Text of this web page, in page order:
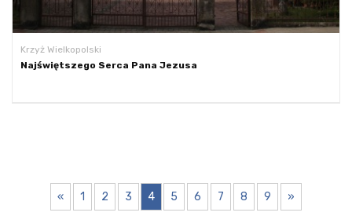
Krzyż Wielkopolski
Najświętszego Serca Pana Jezusa
« 1 2 3 4 5 6 7 8 9 »